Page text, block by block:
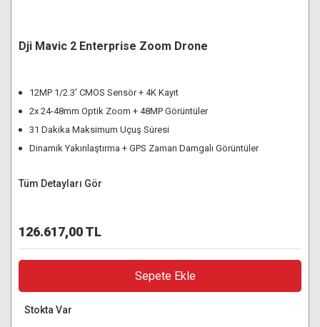
Dji Mavic 2 Enterprise Zoom Drone
12MP 1/2.3' CMOS Sensör + 4K Kayıt
2x 24-48mm Optik Zoom + 48MP Görüntüler
31 Dakika Maksimum Uçuş Süresi
Dinamik Yakınlaştırma + GPS Zaman Damgalı Görüntüler
Tüm Detayları Gör
126.617,00 TL
Sepete Ekle
Stokta Var